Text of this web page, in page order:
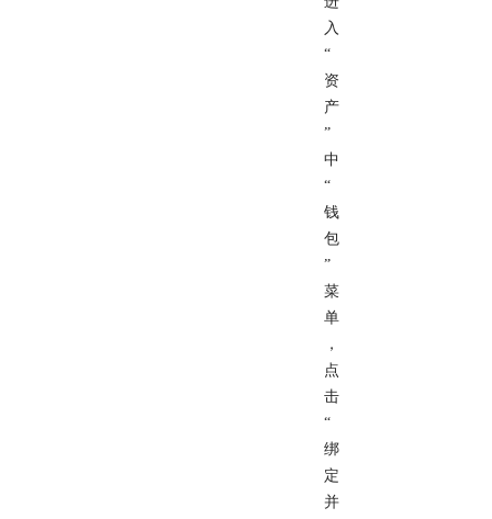
入
“
资
产
”
中
“
钱
包
”
菜
单
，
点
击
“
绑
定
并